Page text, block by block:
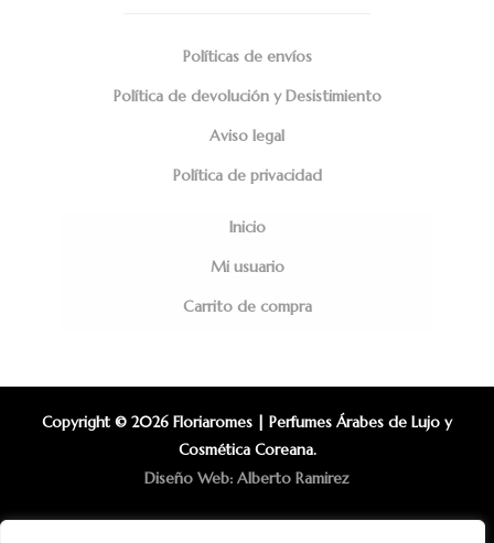
Políticas de envíos
Política de devolución y Desistimiento
Aviso legal
Política de privacidad
Inicio
Mi usuario
Carrito de compra
Copyright © 2026 Floriaromes | Perfumes Árabes de Lujo y
Cosmética Coreana.
Diseño Web: Alberto Ramirez